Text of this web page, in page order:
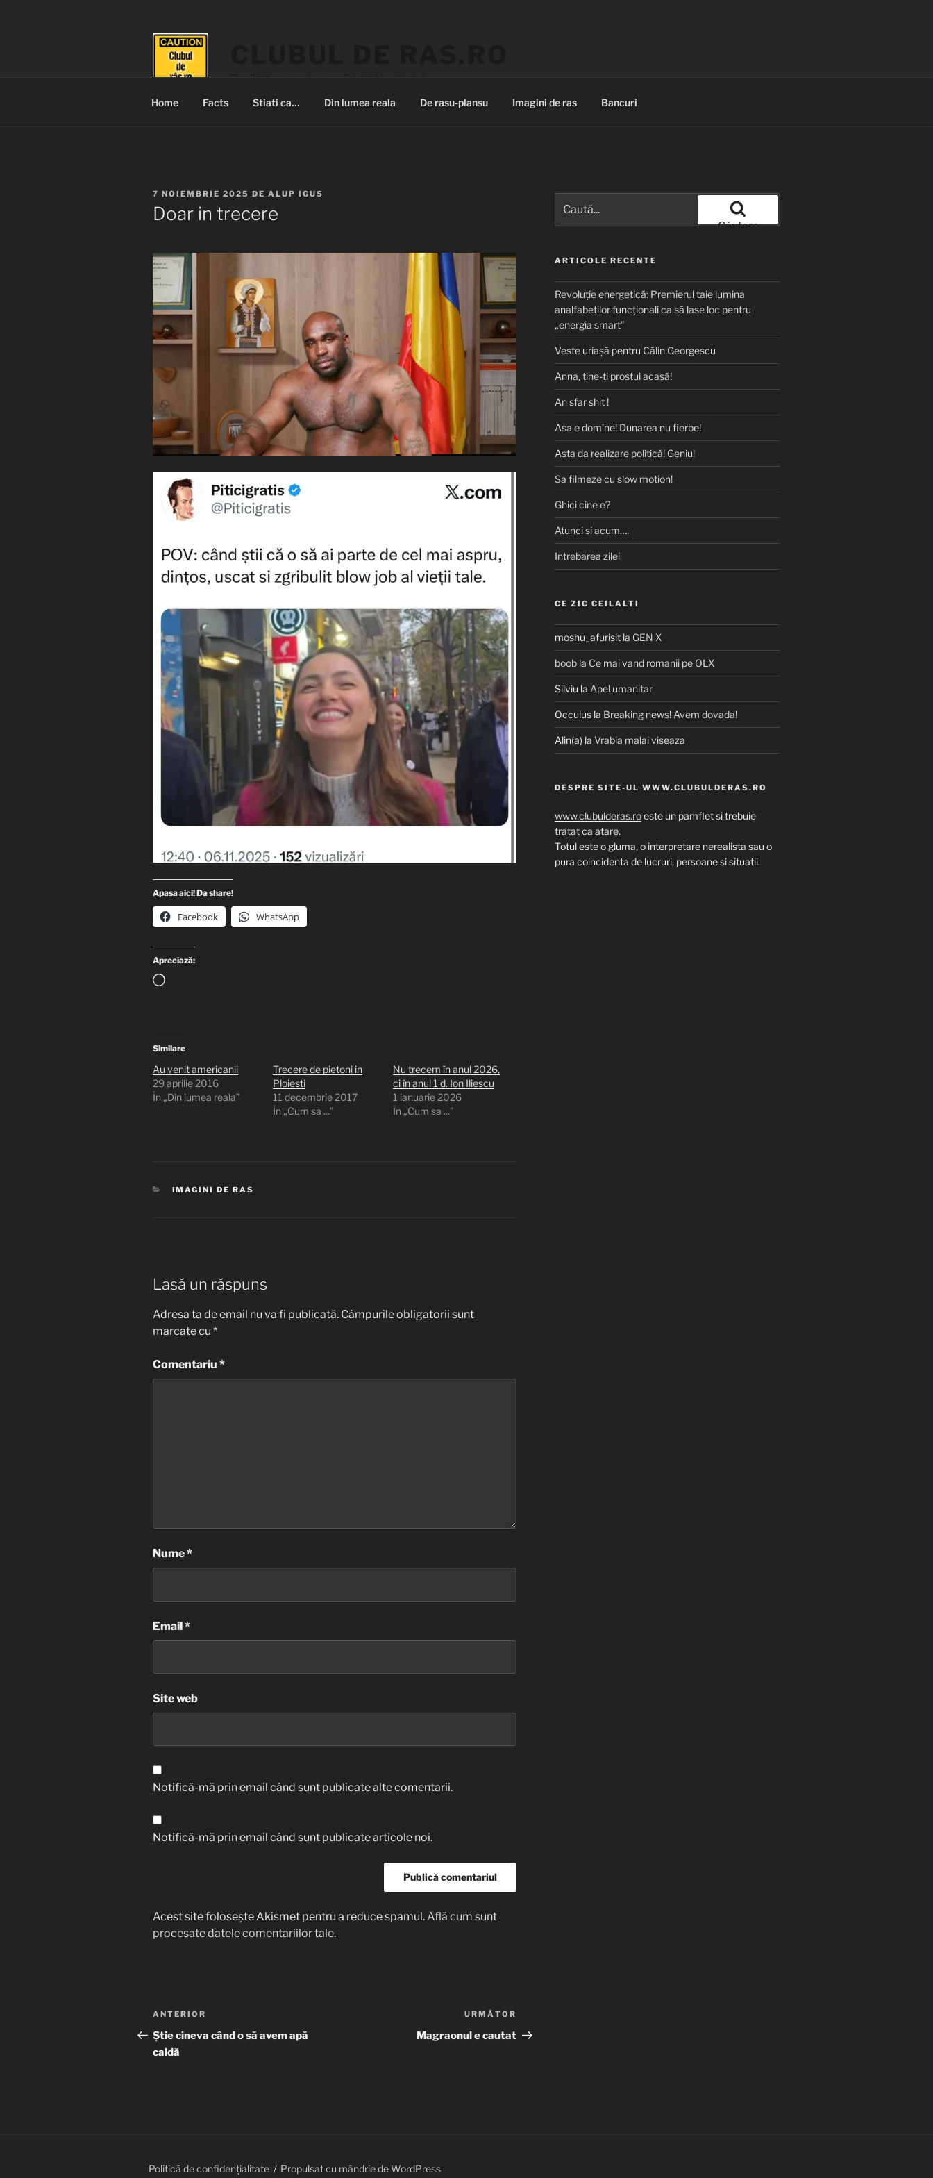
Realitatea românească, luată la mișto!
Home Facts Stiati ca… Din lumea reala De rasu-plansu Imagini de ras Bancuri
PUBLICAT
PE
7 NOIEMBRIE 2025 DE ALUP IGUS
Doar in trecere
Apasa aici! Da share!
Facebook WhatsApp
Apreciază:
Încarc...
Similare
Au venit americanii
29 aprilie 2016
În „Din lumea reala”
Trecere de pietoni in
Ploiesti
11 decembrie 2017
În „Cum sa ...”
Nu trecem în anul 2026,
ci în anul 1 d. Ion Iliescu
1 ianuarie 2026
În „Cum sa ...”
CATEGORII
IMAGINI DE RAS
Lasă un răspuns
Adresa ta de email nu va fi publicată. Câmpurile obligatorii sunt
marcate cu *
Comentariu *
Nume*
Email*
Site web
Notifică-mă prin email când sunt publicate alte comentarii.
Notifică-mă prin email când sunt publicate articole noi.
Acest site folosește Akismet pentru a reduce spamul.Află cum sunt
procesate datele comentariilor tale.
Navigare
în
articole
Articolul
anterior
ANTERIOR
Știe cineva când o să avem apă
caldă
următor
URMĂTOR
Magraonul e cautat
după:
Căutare
ARTICOLE RECENTE
Revoluție energetică: Premierul taie lumina
analfabeților funcționali ca să lase loc pentru
„energia smart”
Veste uriașă pentru Călin Georgescu
Anna, ţine-ţi prostul acasă!
An sfar shit !
Asa e dom’ne! Dunarea nu fierbe!
Asta da realizare politică! Geniu!
Sa filmeze cu slow motion!
Ghici cine e?
Atunci si acum….
Intrebarea zilei
CE ZIC CEILALTI
moshu_afurisitla GEN X
boobla Ce mai vand romanii pe OLX
Silviu la Apel umanitar
Occulusla Breaking news! Avem dovada!
Alin(a) la Vrabia malai viseaza
DESPRE SITE-UL WWW.CLUBULDERAS.RO
www.clubulderas.roeste un pamflet si trebuie
tratat ca atare.
Totul este o gluma, o interpretare nerealista sau o
pura coincidenta de lucruri, persoane si situatii.
Politică de confidențialitate Propulsat cu mândrie de WordPress